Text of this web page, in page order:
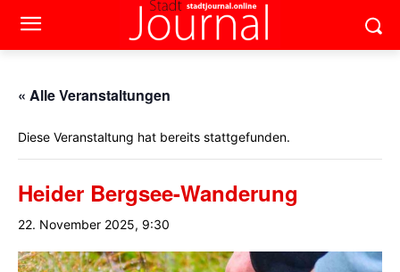
« Alle Veranstaltungen
Diese Veranstaltung hat bereits stattgefunden.
Heider Bergsee-Wanderung
22. November 2025, 9:30